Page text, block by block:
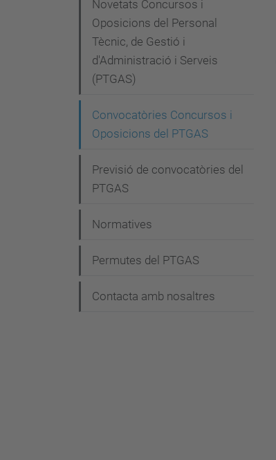
i
Novetats Concursos i
Oposicions del Personal
Tècnic, de Gestió i
d'Administració i Serveis
(PTGAS)
Convocatòries Concursos i
Oposicions del PTGAS
Previsió de convocatòries del
PTGAS
Normatives
Permutes del PTGAS
Contacta amb nosaltres